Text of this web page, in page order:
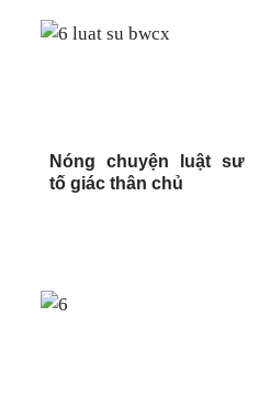
Nóng chuyện luật sư
tố giác thân chủ